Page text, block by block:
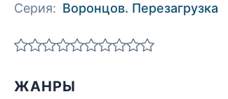
Серия: Воронцов. Перезагрузка
ЖАНРЫ